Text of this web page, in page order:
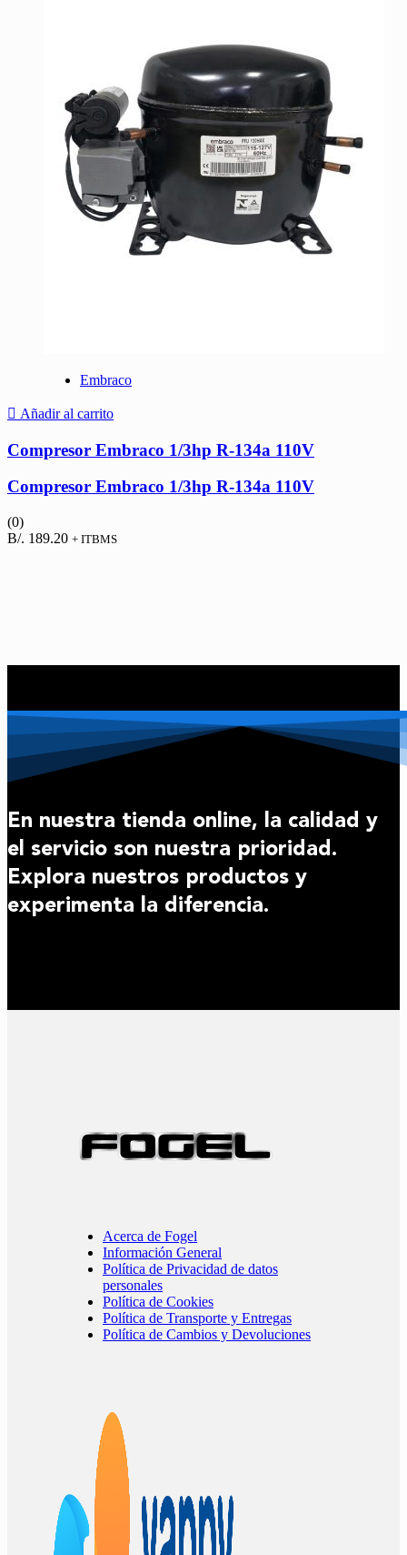
Embraco
Añadir al carrito
Compresor Embraco 1/3hp R-134a 110V
Compresor Embraco 1/3hp R-134a 110V
(0)
B/. 189.20 + ITBMS
En nuestra tienda online, la calidad y
el servicio son nuestra prioridad.
Explora nuestros productos y
experimenta la diferencia.
Acerca de Fogel
Información General
Política de Privacidad de datos
personales
Política de Cookies
Política de Transporte y Entregas
Política de Cambios y Devoluciones